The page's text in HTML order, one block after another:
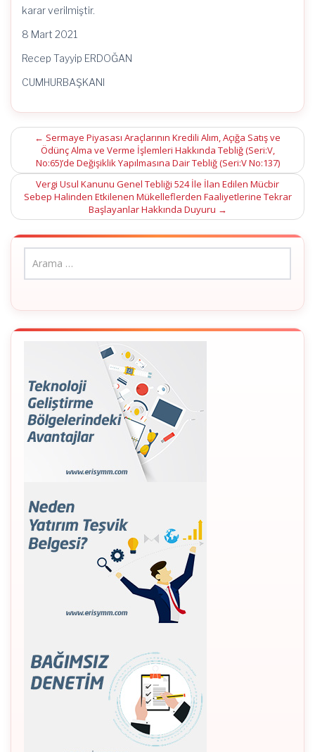
karar verilmiştir.
8 Mart 2021
Recep Tayyip ERDOĞAN
CUMHURBAŞKANI
Post
navigation
← Sermaye Piyasası Araçlarının Kredili Alım, Açığa Satış ve
Ödünç Alma ve Verme İşlemleri Hakkında Tebliğ (Seri:V,
No:65)’de Değişiklik Yapılmasına Dair Tebliğ (Seri:V No:137)
Vergi Usul Kanunu Genel Tebliği 524 İle İlan Edilen Mücbir
Sebep Halinden Etkilenen Mükelleflerden Faaliyetlerine Tekrar
Başlayanlar Hakkında Duyuru →